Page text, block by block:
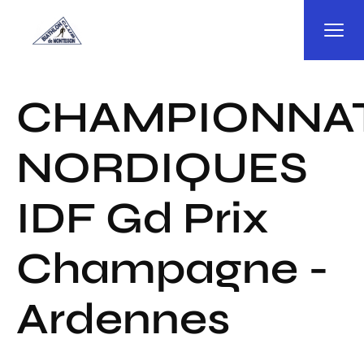
NORDIQUES
IDF Gd Prix
Champagne -
Ardennes